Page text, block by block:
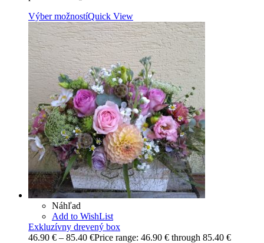
Výber možnostíQuick View
Náhľad
Add to WishList
Exkluzívny drevený box
46.90 € – 85.40 €Price range: 46.90 € through 85.40 €